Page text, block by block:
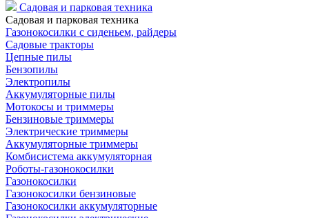
Садовая и парковая техника
Садовая и парковая техника
Газонокосилки с сиденьем, райдеры
Садовые тракторы
Цепные пилы
Бензопилы
Электропилы
Аккумуляторные пилы
Мотокосы и триммеры
Бензиновые триммеры
Электрические триммеры
Аккумуляторные триммеры
Комбисистема аккумуляторная
Роботы-газонокосилки
Газонокосилки
Газонокосилки бензиновые
Газонокосилки аккумуляторные